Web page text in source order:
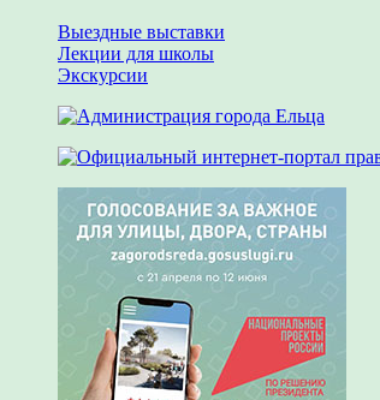
Выездные выставки
Лекции для школы
Экскурсии